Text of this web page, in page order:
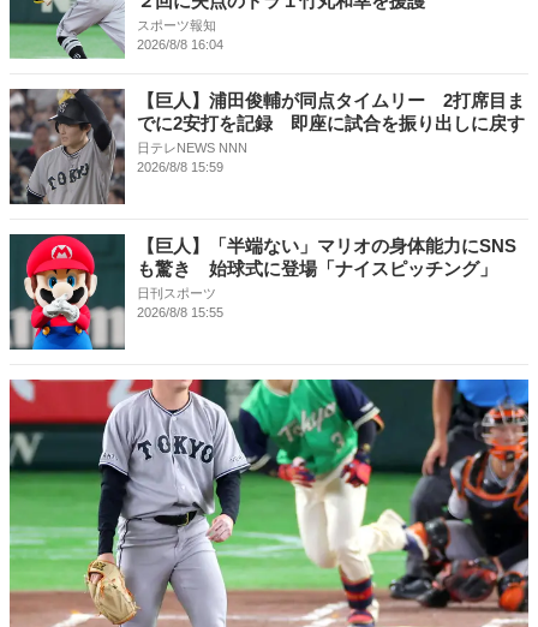
スポーツ報知
2026/8/8 16:04
【巨人】浦田俊輔が同点タイムリー 2打席目ま
でに2安打を記録 即座に試合を振り出しに戻す
日テレNEWS NNN
2026/8/8 15:59
【巨人】「半端ない」マリオの身体能力にSNS
も驚き 始球式に登場「ナイスピッチング」
日刊スポーツ
2026/8/8 15:55